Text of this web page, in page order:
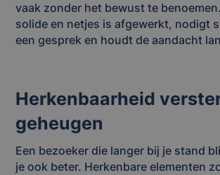
vaak zonder het bewust te
solide en netjes is afgewerkt, nodigt
een gesprek en houdt de aandacht
Herkenbaarheid
geheugen
Een bezoeker die langer bij je stand
je ook beter. Herkenbare elementen